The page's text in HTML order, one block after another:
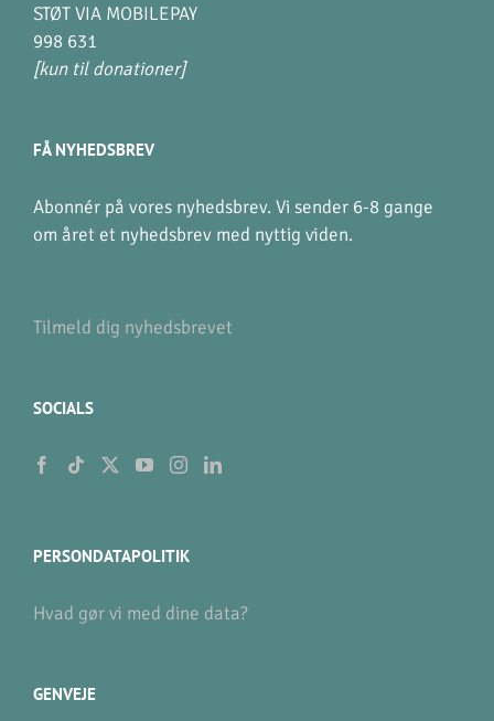
STØT VIA MOBILEPAY
998 631
[kun til donationer]
FÅ NYHEDSBREV
Abonnér på vores nyhedsbrev. Vi sender 6-8 gange
om året et nyhedsbrev med nyttig viden.
Tilmeld dig nyhedsbrevet
SOCIALS
PERSONDATAPOLITIK
Hvad gør vi med dine data?
GENVEJE